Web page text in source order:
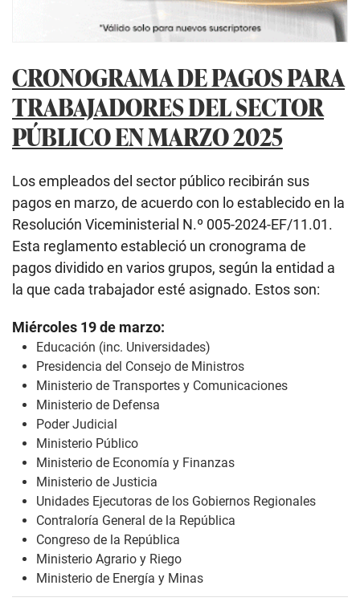
CRONOGRAMA DE PAGOS PARA
TRABAJADORES DEL SECTOR
PÚBLICO EN MARZO 2025
Los empleados del sector público recibirán sus
pagos en marzo, de acuerdo con lo establecido en la
Resolución Viceministerial N.º 005-2024-EF/11.01.
Esta reglamento estableció un cronograma de
pagos dividido en varios grupos, según la entidad a
la que cada trabajador esté asignado. Estos son:
Miércoles 19 de marzo:
Educación (inc. Universidades)
Presidencia del Consejo de Ministros
Ministerio de Transportes y Comunicaciones
Ministerio de Defensa
Poder Judicial
Ministerio Público
Ministerio de Economía y Finanzas
Ministerio de Justicia
Unidades Ejecutoras de los Gobiernos Regionales
Contraloría General de la República
Congreso de la República
Ministerio Agrario y Riego
Ministerio de Energía y Minas